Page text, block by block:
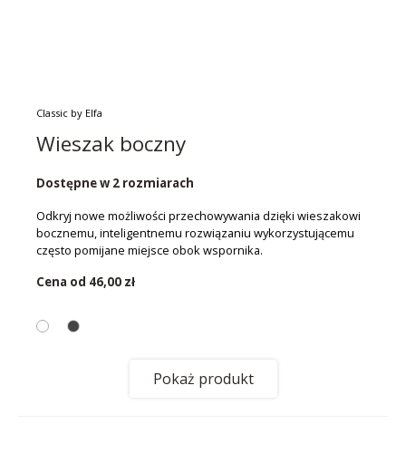
Classic by Elfa
Wieszak boczny
Dostępne w 2 rozmiarach
Odkryj nowe możliwości przechowywania dzięki wieszakowi
bocznemu, inteligentnemu rozwiązaniu wykorzystującemu
często pomijane miejsce obok wspornika.
Cena od 46,00 zł
Pokaż produkt